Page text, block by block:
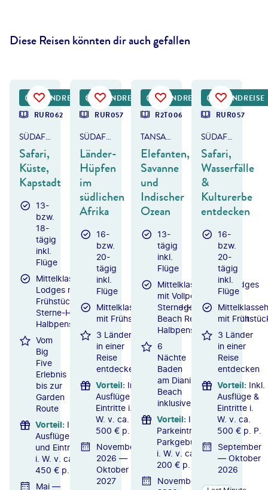
Diese Reisen könnten dir auch gefallen
RUNDREISE
RUR062
SÜDAFRIKA
Safari,
Küste,
Kapstadt
13-
bzw.
18-
tägig
inkl.
Flüge
Mittelklassehotels/-
Lodges mit
Frühstück / 4-
Sterne-Hotel mit
Halbpension
Vom
Big
Five
Erlebnis
bis zur
Garden
Route
Vorteil: Inkl.
Ausflüge
und Eintritte
i. W. v. ca.
450 € p. P.
Mai —
DEALRUNDREISE
RUR057
SÜDAFRIKA, BOTSWANA & SIMBABWE
Länder-
Hüpfen
im
südlichen
Afrika
16-
bzw.
20-
tägig
inkl.
Flüge
Mittelklassehotels/Lodges
mit Frühstück
3 Länder
in einer
Reise
entdecken
Vorteil: Inkl.
Ausflüge &
Eintritte i.
W. v. ca.
500 € p. P.
November
2026 —
Oktober
2027
RUNDREISE
R2T006
TANSANIA & KENIA
Elefanten,
Savanne
und
Indischer
Ozean
13-
tägig
inkl.
Flüge
Mittelklassehotels/Lodges
mit Vollpension / 4.5-
Sterne-Hotel Leopard
Beach Resort & SPA mit
Halbpension
6
Nächte
Baden
am Diani
Beach
inklusive
Vorteil: Inkl.
Parkeintritte &
Parkgebühren
i. W. v. ca.
200 € p. P.
November
RUNDREISE
RUR057
SÜDAFRIKA, BOTSWANA & SIMBABWE
Safari,
Wasserfälle
&
Kulturerbe
entdecken
16-
bzw.
20-
tägig
inkl.
Flüge
mit
3 Länder
in einer
Reise
entdecken
Vorteil: Inkl.
Ausflüge &
Eintritte i.
W. v. ca.
500 € p. P.
September
— Oktober
2026